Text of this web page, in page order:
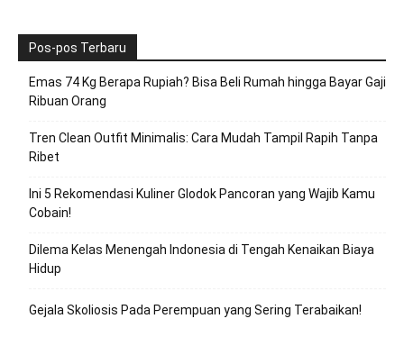
Pos-pos Terbaru
Emas 74 Kg Berapa Rupiah? Bisa Beli Rumah hingga Bayar Gaji
Ribuan Orang
Tren Clean Outfit Minimalis: Cara Mudah Tampil Rapih Tanpa
Ribet
Ini 5 Rekomendasi Kuliner Glodok Pancoran yang Wajib Kamu
Cobain!
Dilema Kelas Menengah Indonesia di Tengah Kenaikan Biaya
Hidup
Gejala Skoliosis Pada Perempuan yang Sering Terabaikan!